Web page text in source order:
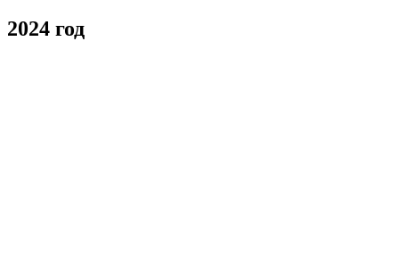
2024 год